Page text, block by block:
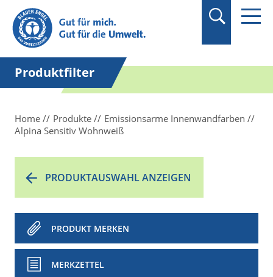
Suchbegriff in
Anführungszeichen
setzen.
Produktfilter
Home Produkte
Emissionsarme Innenwandfarben
Alpina Sensitiv Wohnweiß
PRODUKTAUSWAHL ANZEIGEN
PRODUKT MERKEN
MERKZETTEL